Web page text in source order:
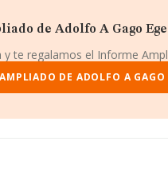
de Adolfo A Gago
te regalamos el Informe
DE ADOLFO A GAGO